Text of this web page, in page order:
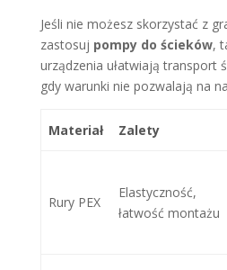
Jeśli nie możesz skorzystać z
zastosuj pompy do ścieków,
urządzenia ułatwiają transport
gdy warunki nie pozwalają na
Materiał Zalety
Rury PEX
Elastyczność,
łatwość montażu